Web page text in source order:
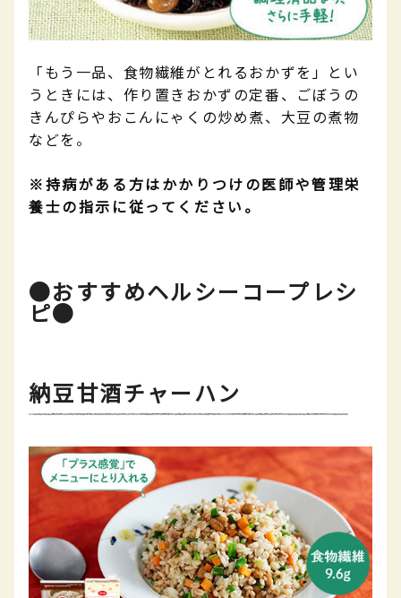
「もう一品、食物繊維がとれるおかずを」とい
うときには、作り置きおかずの定番、ごぼうの
きんぴらやおこんにゃくの炒め煮、大豆の煮物
などを。
※持病がある方はかかりつけの医師や管理栄
養士の指示に従ってください。
●おすすめヘルシーコープレシ
ピ●
納豆甘酒チャーハン